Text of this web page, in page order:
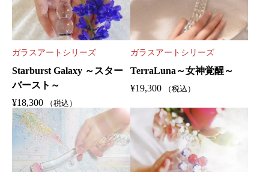
ガラスアートシリーズ
Starburst Galaxy ～スター
バースト～
¥18,300 （税込）
ガラスアートシリーズ
TerraLuna～女神覚醒～
¥19,300 （税込）